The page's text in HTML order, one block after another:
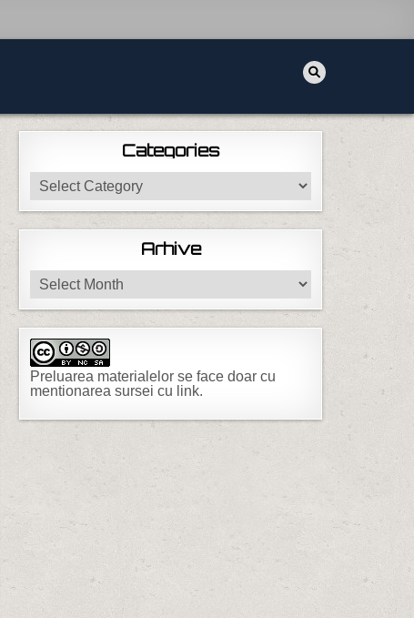
Categories
Categories
Arhive
Arhive
Preluarea materialelor se face doar cu
mentionarea sursei cu link.